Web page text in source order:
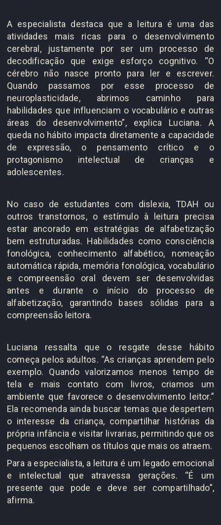
A especialista destaca que a leitura é uma das
atividades mais ricas para o desenvolvimento
cerebral, justamente por ser um processo de
decodificação que exige esforço cognitivo. “O
cérebro não nasce pronto para ler e escrever.
Quando passamos por esse processo de
neuroplasticidade, abrimos caminho para
habilidades que influenciam o vocabulário e outras
áreas do desenvolvimento”, explica Luciana. A
queda no hábito impacta diretamente a capacidade
de expressão, o pensamento crítico e o
protagonismo intelectual de crianças e
adolescentes.
No caso de estudantes com dislexia, TDAH ou
outros transtornos, o estímulo à leitura precisa
estar ancorado em estratégias de alfabetização
bem estruturadas. Habilidades como consciência
fonológica, conhecimento alfabético, nomeação
automática rápida, memória fonológica, vocabulário
e compreensão oral devem ser desenvolvidas
antes e durante o início do processo de
alfabetização, garantindo bases sólidas para a
compreensão leitora.
Luciana ressalta que o resgate desse hábito
começa pelos adultos. “As crianças aprendem pelo
exemplo. Quando valorizamos menos tempo de
tela e mais contato com livros, criamos um
ambiente que favorece o desenvolvimento leitor.”
Ela recomenda ainda buscar temas que despertem
o interesse da criança, compartilhar histórias da
própria infância e visitar livrarias, permitindo que os
pequenos escolham os títulos que mais os atraem.
Para a especialista, a leitura é um legado emocional
e intelectual que atravessa gerações. “É um
presente que pode e deve ser compartilhado”,
afirma.